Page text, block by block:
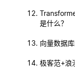
是什么？
向量数据
极客范+浪